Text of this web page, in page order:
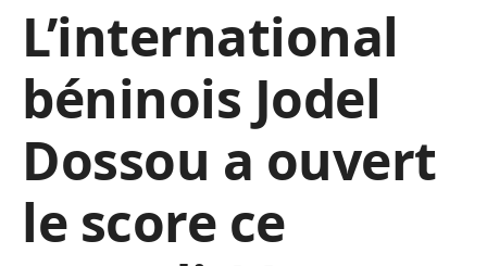
L’international
béninois Jodel
Dossou a ouvert
le score ce